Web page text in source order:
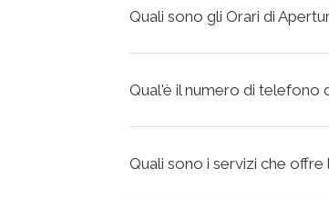
Quali sono gli Orari di
Qual'è il numero di telefono
Quali sono i servizi che